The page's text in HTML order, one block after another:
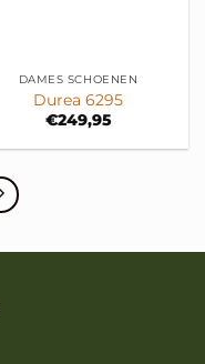
DAMES SCHOENEN
Durea 6295
€249,95